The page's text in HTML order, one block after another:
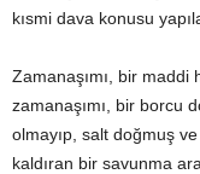
kısmi dava konusu
Zamanaşımı, bir maddi
zamanaşımı, bir borcu
olmayıp, salt doğmuş
kaldıran bir savunma